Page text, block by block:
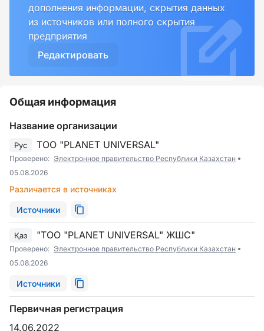
дополнения информации, скрытия данных
из источников или полного скрытия
предприятия
Редактировать
Общая информация
Название организации
Рус ТОО "PLANET UNIVERSAL"
Проверено: Электронное правительство Республики Казахстан
05.08.2026
Различается в источниках
Источники
Қаз "ТОО "PLANET UNIVERSAL" ЖШС"
Проверено: Электронное правительство Республики Казахстан
05.08.2026
Источники
Первичная регистрация
14.06.2022